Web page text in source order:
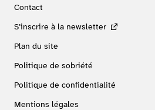
Contact
S’inscrire à la newsletter
Plan du site
Politique de sobriété
Politique de confidentialité
Mentions légales